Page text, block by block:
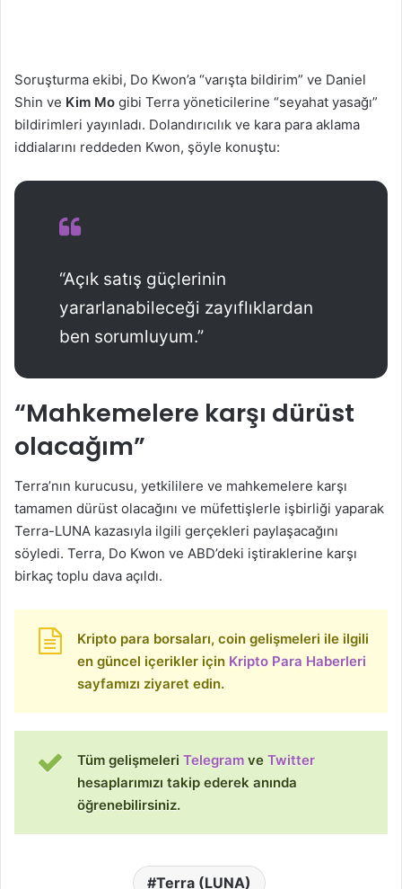
Soruşturma ekibi, Do Kwon’a “varışta bildirim” ve Daniel
Shin ve Kim Mo gibi Terra yöneticilerine “seyahat yasağı”
bildirimleri yayınladı. Dolandırıcılık ve kara para aklama
iddialarını reddeden Kwon, şöyle konuştu:
“Açık satış güçlerinin
yararlanabileceği zayıflıklardan
ben sorumluyum.”
“Mahkemelere karşı dürüst
olacağım”
Terra’nın kurucusu, yetkililere ve mahkemelere karşı
tamamen dürüst olacağını ve müfettişlerle işbirliği yaparak
Terra-LUNA kazasıyla ilgili gerçekleri paylaşacağını
söyledi. Terra, Do Kwon ve ABD’deki iştiraklerine karşı
birkaç toplu dava açıldı.
Kripto para borsaları, coin gelişmeleri ile ilgili
en güncel içerikler için Kripto Para Haberleri
sayfamızı ziyaret edin.
Tüm gelişmeleri Telegram ve Twitter
hesaplarımızı takip ederek anında
öğrenebilirsiniz.
Terra (LUNA)